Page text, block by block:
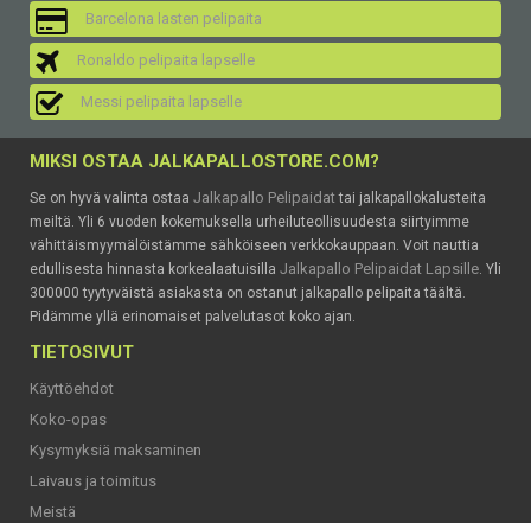
Barcelona lasten pelipaita
Ronaldo pelipaita lapselle
Messi pelipaita lapselle
MIKSI OSTAA JALKAPALLOSTORE.COM?
Se on hyvä valinta ostaa Jalkapallo Pelipaidattai jalkapallokalusteita
meiltä. Yli 6 vuoden kokemuksella urheiluteollisuudesta siirtyimme
vähittäismyymälöistämme sähköiseen verkkokauppaan. Voit nauttia
edullisesta hinnasta korkealaatuisilla Jalkapallo Pelipaidat Lapsille . Yli
300000 tyytyväistä asiakasta on ostanut jalkapallo pelipaita täältä.
Pidämme yllä erinomaiset palvelutasot koko ajan.
TIETOSIVUT
Käyttöehdot
Koko-opas
Kysymyksiä maksaminen
Laivaus ja toimitus
Meistä